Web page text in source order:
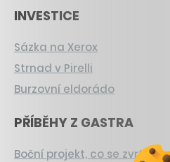
INVESTICE
Sázka na Xerox
Strnad v Pirelli
Burzovní eldorádo
PŘÍBĚHY Z GASTRA
Boční projekt, co se zvrtnul